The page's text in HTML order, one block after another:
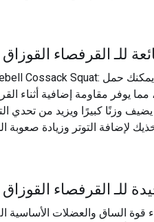
للـ القرفصاء
للـ القرفصاء
الساق والعضلات الأساسية